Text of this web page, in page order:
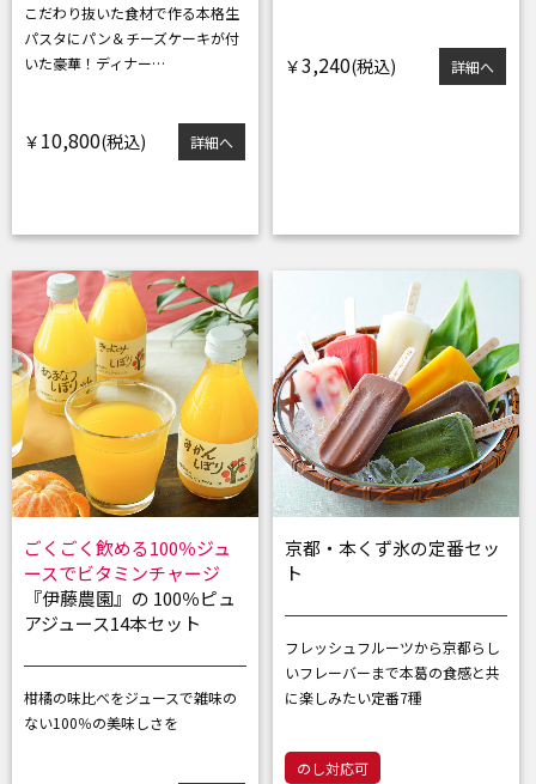
こだわり抜いた食材で作る本格生
パスタにパン＆チーズケーキが付
いた豪華！ディナー…
￥ 10,800 詳細へ
￥3,240 詳細へ
ごくごく飲める100％ジュ
ースでビタミンチャージ
『伊藤農園』の 100％ピュ
アジュース14本セット
柑橘の味比べをジュースで雑味の
ない100％の美味しさを
京都・本くず氷の定番セッ
ト
フレッシュフルーツから京都らし
いフレーバーまで本葛の食感と共
に楽しみたい定番7種
のし対応可